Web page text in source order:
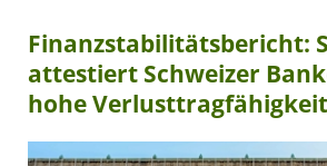
Finanzstabilitätsbericht:
attestiert Schweizer
hohe Verlusttragfähigkeit